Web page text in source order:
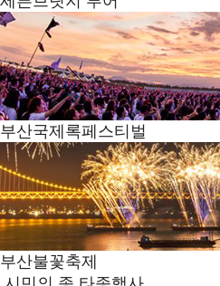
부산국제록페스티벌
부산불꽃축제